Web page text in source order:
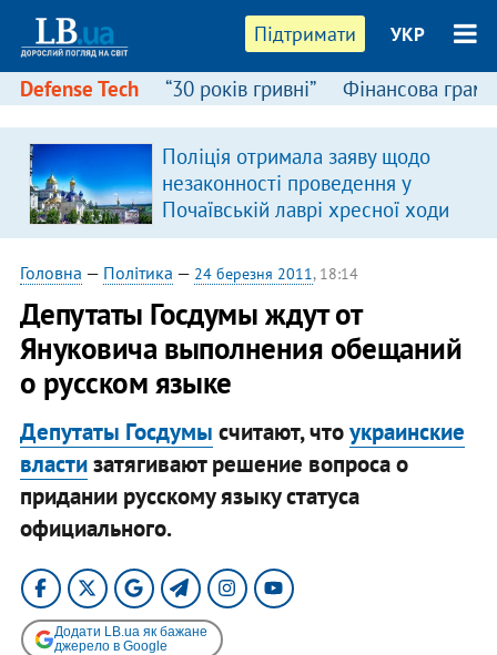
Підтримати УКР
Defense Tech “30 років гривні” Фінансова
Поліція отримала заяву щодо
незаконності проведення у
Почаївській лаврі хресної ходи
Головна — Політика — 24 березня 2011, 18:14
Депутаты Госдумы ждут от
Януковича выполнения обещаний
о русском языке
Депутаты Госдумы считают, чтоукраинские
властизатягивают решение вопроса о
придании русскому языку статуса
официального.
Додати LB.ua як бажане
джерело в Google